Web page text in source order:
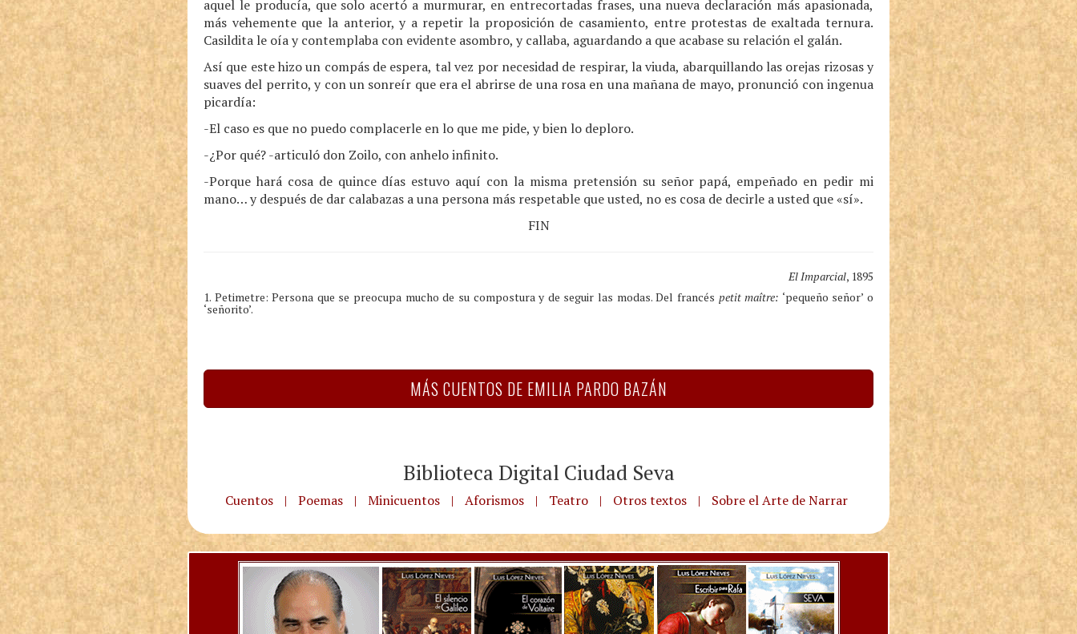
aquel le producía, que solo acertó a murmurar, en entrecortadas frases, una nueva declaración más apasionada,
más vehemente que la anterior, y a repetir la proposición de casamiento, entre protestas de exaltada ternura.
Casildita le oía y contemplaba con evidente asombro, y callaba, aguardando a que acabase su relación el galán.
Así que este hizo un compás de espera, tal vez por necesidad de respirar, la viuda, abarquillando las orejas rizosas y
suaves del perrito, y con un sonreír que era el abrirse de una rosa en una mañana de mayo, pronunció con ingenua
picardía:
-El caso es que no puedo complacerle en lo que me pide, y bien lo deploro.
-¿Por qué? -articuló don Zoilo, con anhelo infinito.
-Porque hará cosa de quince días estuvo aquí con la misma pretensión su señor papá, empeñado en pedir mi
mano… y después de dar calabazas a una persona más respetable que usted, no es cosa de decirle a usted que «sí».
FIN
El Imparcial, 1895
1. Petimetre: Persona que se preocupa mucho de su compostura y de seguir las modas. Del francés petit maître: ‘pequeño señor’ o
‘señorito’.
MÁS CUENTOS DE EMILIA PARDO BAZÁN
Biblioteca Digital Ciudad Seva
Cuentos | Poemas | Minicuentos | Aforismos | Teatro | Otros textos | Sobre el Arte de Narrar